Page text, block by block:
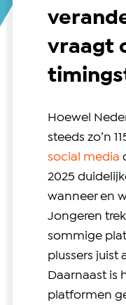
vraagt
Hoewel
steeds zo’n
social media
2025
wanneer en
Jongeren
sommige
plussers juist
Daarnaast is
platformen